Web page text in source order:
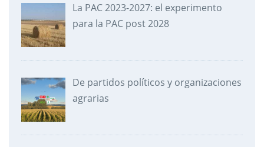
La PAC 2023-2027: el experimento
para la PAC post 2028
De partidos políticos y organizaciones
agrarias